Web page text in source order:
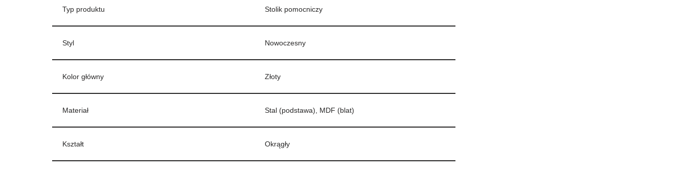
Typ produktu Stolik pomocniczy
Styl Nowoczesny
Kolor główny Złoty
Materiał Stal (podstawa), MDF (blat)
Kształt Okrągły